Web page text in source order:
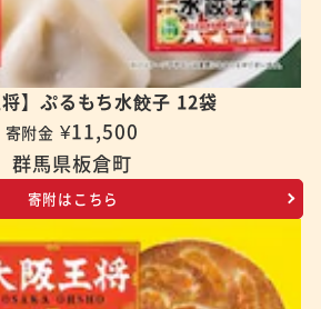
将】ぷるもち水餃子 12袋
寄附金 ¥11,500
群馬県板倉町
寄附はこちら